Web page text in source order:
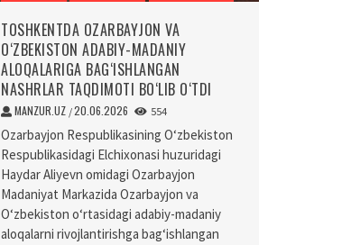
TOSHKENTDA OZARBAYJON VA
O‘ZBEKISTON ADABIY-MADANIY
ALOQALARIGA BAG‘ISHLANGAN
NASHRLAR TAQDIMOTI BO‘LIB O‘TDI
MANZUR.UZ /20.06.2026 554
Ozarbayjon Respublikasining O‘zbekiston
Respublikasidagi Elchixonasi huzuridagi
Haydar Aliyevn omidagi Ozarbayjon
Madaniyat Markazida Ozarbayjon va
O‘zbekiston o‘rtasidagi adabiy-madaniy
aloqalarni rivojlantirishga bag‘ishlangan